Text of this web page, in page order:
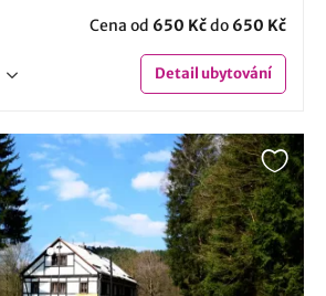
Cena od 650 Kčdo 650 Kč
Detailubytování